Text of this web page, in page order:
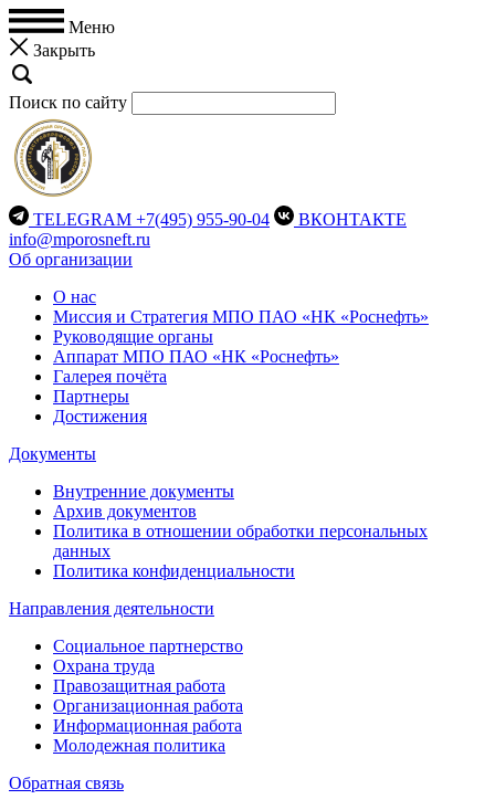
Меню
Закрыть
Поиск по сайту
TELEGRAM +7(495) 955-90-04
ВКОНТАКТЕ
info@mporosneft.ru
Об организации
О нас
Миссия и Стратегия МПО ПАО «НК «Роснефть»
Руководящие органы
Аппарат МПО ПАО «НК «Роснефть»
Галерея почёта
Партнеры
Достижения
Документы
Внутренние документы
Архив документов
Политика в отношении обработки персональных
данных
Политика конфиденциальности
Направления деятельности
Социальное партнерство
Охрана труда
Правозащитная работа
Организационная работа
Информационная работа
Молодежная политика
Обратная связь